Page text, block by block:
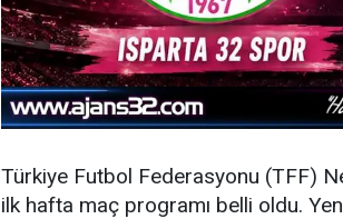
Türkiye Futbol Federasyonu (TFF)
ilk hafta maç programı belli oldu.